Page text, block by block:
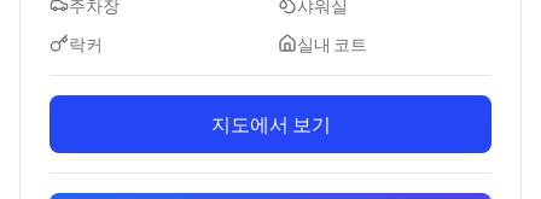
주차장
샤워실
락커
실내 코트
지도에서 보기